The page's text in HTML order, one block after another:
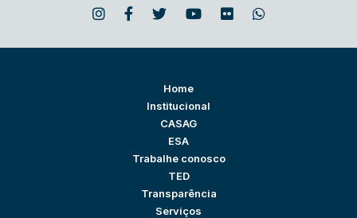
Home
Institucional
CASAG
ESA
Trabalhe conosco
TED
Transparência
Serviços